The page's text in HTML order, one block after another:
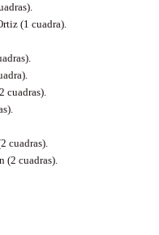
(1 cuadra).
cuadras).
cuadras).
(2 cuadras).